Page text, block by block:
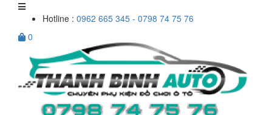
Hotline : 0962 665 345 - 0798 74 75 76
0